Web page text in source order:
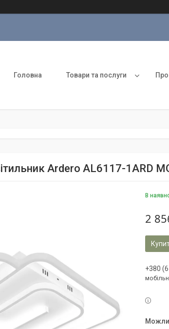
Головна Товари та послуги
Ardero AL6117-1ARD
В
2
+380